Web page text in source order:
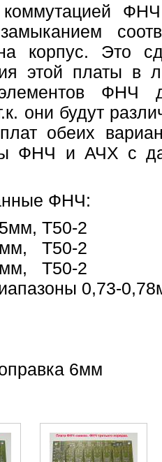
коммутацией
корпус. Это
этой платы в
ФНЧ
они будут
обеих
ФНЧ и АЧХ с
ФНЧ:
Т50-2
Т50-2
Т50-2
0,73-
6мм